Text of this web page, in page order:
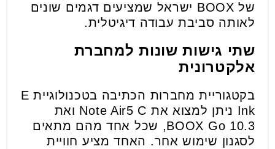
של BOOX ישראל שמציעים דגמים שונים
לאותה סביבת עבודה דיגיטלית.
שתי גישות שונות למחברת
אלקטרונית
בקטגוריית מחברות הכתיבה בטכנולוגיית E
Ink ניתן למצוא את Note Air5 C ואת
BOOX Go 10.3, שכל אחד מהם מתאים
לסגנון שימוש אחר. האחד מציע חוויית